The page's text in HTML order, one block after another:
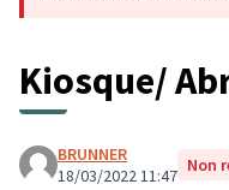
Kiosque/
BRUNNER
18/03/2022 11:47 Non